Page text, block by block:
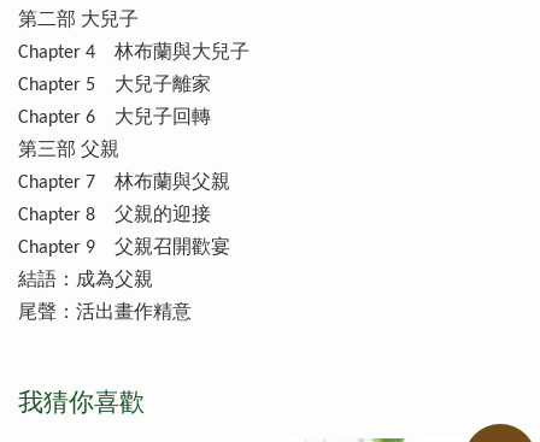
第二部 大兒子
Chapter 4 林布蘭與大兒子
Chapter 5 大兒子離家
Chapter 6 大兒子回轉
第三部 父親
Chapter 7 林布蘭與父親
Chapter 8 父親的迎接
Chapter 9 父親召開歡宴
結語：成為父親
尾聲：活出畫作精意
我猜你喜歡